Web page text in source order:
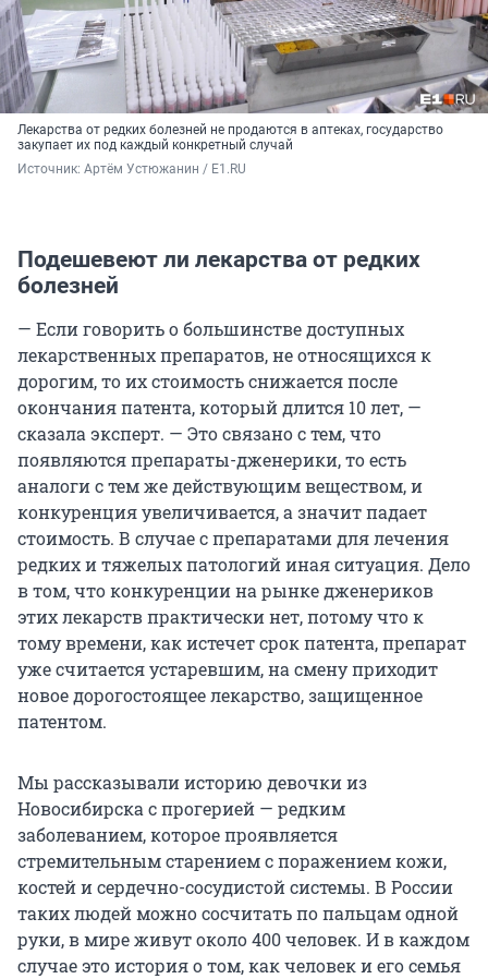
Лекарства от редких болезней не продаются в аптеках, государство
закупает их под каждый конкретный случай
Источник: Артём Устюжанин / E1.RU
Подешевеют ли лекарства от редких
болезней
— Если говорить о большинстве доступных
лекарственных препаратов, не относящихся к
дорогим, то их стоимость снижается после
окончания патента, который длится 10 лет, —
сказала эксперт. — Это связано с тем, что
появляются препараты-дженерики, то есть
аналоги с тем же действующим веществом, и
конкуренция увеличивается, а значит падает
стоимость. В случае с препаратами для лечения
редких и тяжелых патологий иная ситуация. Дело
в том, что конкуренции на рынке дженериков
этих лекарств практически нет, потому что к
тому времени, как истечет срок патента, препарат
уже считается устаревшим, на смену приходит
новое дорогостоящее лекарство, защищенное
патентом.
Мы рассказывали историю девочки из
Новосибирска с прогерией — редким
заболеванием, которое проявляется
стремительным старением с поражением кожи,
костей и сердечно-сосудистой системы. В России
таких людей можно сосчитать по пальцам одной
руки, в мире живут около 400 человек. И в каждом
случае это история о том, как человек и его семья